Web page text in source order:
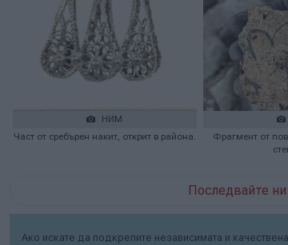
НИМ
Част от сребърен накит, открит в района.
Фрагмент от
Последвайте
Ако искате да подкрепите независимата и